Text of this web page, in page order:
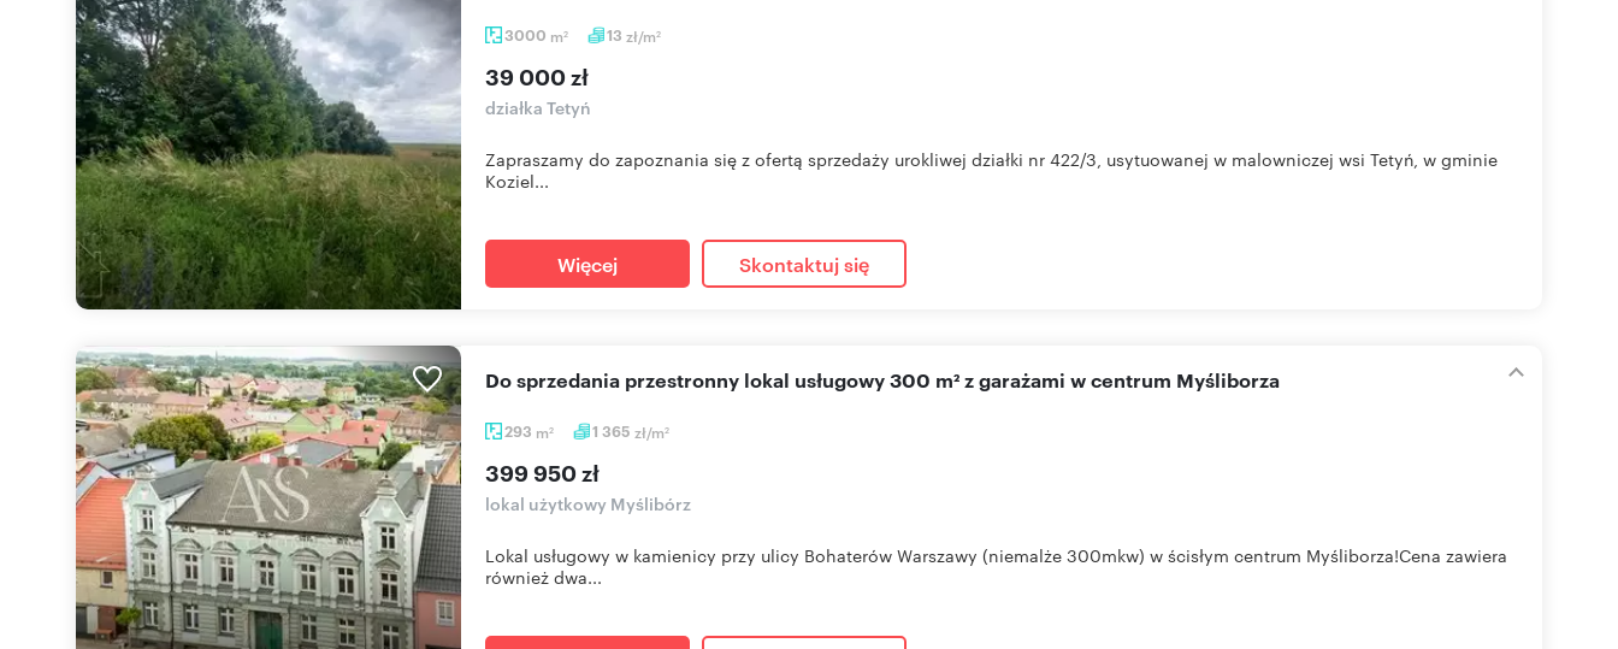
3000 m2 13 zł/m2
39 000 zł
działka Tetyń
Zapraszamy do zapoznania się z ofertą sprzedaży urokliwej działki nr 422/3, usytuowanej w malowniczej wsi Tetyń, w gminie
Koziel...
Więcej Skontaktuj się
293 m2 1 365 zł/m2
Do sprzedania przestronny lokal usługowy 300 m² z garażami w centrum Myśliborza
399 950 zł
lokal użytkowy Myślibórz
Lokal usługowy w kamienicy przy ulicy Bohaterów Warszawy (niemalże 300mkw) w ścisłym centrum Myśliborza!Cena zawiera
również dwa...